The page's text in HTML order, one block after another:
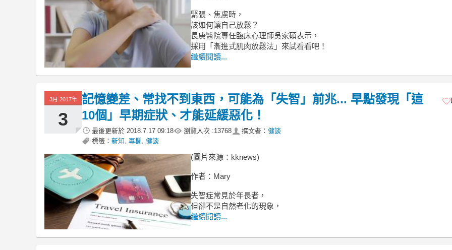
緊張、焦慮時，
該如何讓自己放鬆？
長庚醫院專任臨床心理師吳家碩表示，
採用「漸進式肌肉放鬆法」來試看看吧！
繼續閱讀...
3月 2017年
3
記憶變差、常找不到東西，可能為「失智」前兆... 早點發現「這
10個」早期症狀、才能延緩惡化！
最後更新於 2018.7.17 09:18 瀏覽人次 :13768 撰文者： 健談
標籤： 新知 專欄 健談
(圖片來源：kknews)
作者：Mary
失智症常見於年長者，
但卻不是自然老化的現象，
繼續閱讀...